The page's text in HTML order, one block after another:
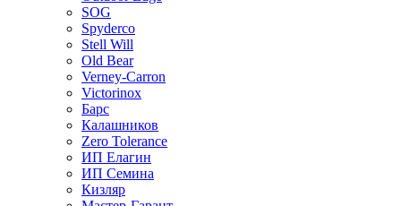
SOG
Spyderco
Stell Will
Old Bear
Verney-Carron
Victorinox
Барс
Калашников
Zero Tolerance
ИП Елагин
ИП Семина
Кизляр